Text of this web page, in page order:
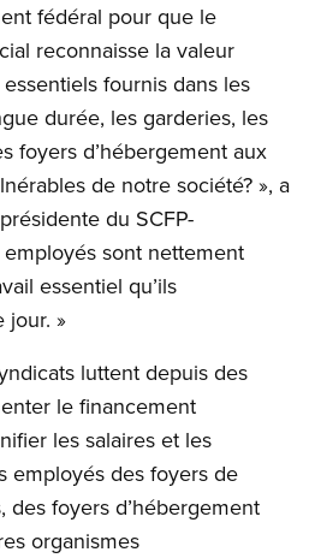
fédéral pour que le
reconnaisse la valeur
fournis dans les
durée, les garderies, les
foyers d’hébergement aux
de notre société? », a
du SCFP-
sont nettement
essentiel qu’ils
jour. »
luttent depuis des
le financement
les salaires et les
employés des foyers de
des foyers d’hébergement
organismes